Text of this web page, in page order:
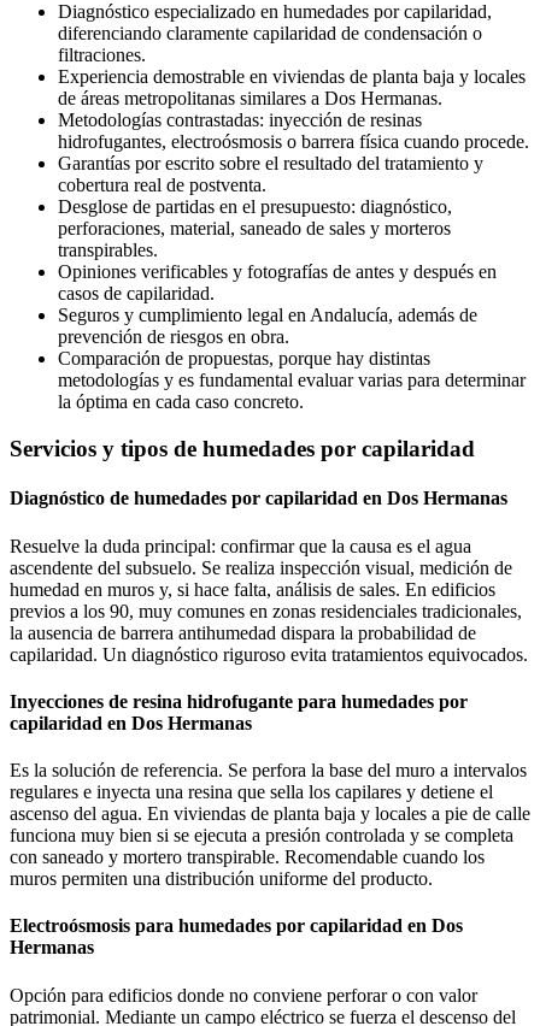
Diagnóstico especializado en humedades por capilaridad,
diferenciando claramente capilaridad de condensación o
filtraciones.
Experiencia demostrable en viviendas de planta baja y locales
de áreas metropolitanas similares a Dos Hermanas.
Metodologías contrastadas: inyección de resinas
hidrofugantes, electroósmosis o barrera física cuando procede.
Garantías por escrito sobre el resultado del tratamiento y
cobertura real de postventa.
Desglose de partidas en el presupuesto: diagnóstico,
perforaciones, material, saneado de sales y morteros
transpirables.
Opiniones verificables y fotografías de antes y después en
casos de capilaridad.
Seguros y cumplimiento legal en Andalucía, además de
prevención de riesgos en obra.
Comparación de propuestas, porque hay distintas
metodologías y es fundamental evaluar varias para determinar
la óptima en cada caso concreto.
Servicios y tipos de humedades por capilaridad
Diagnóstico de humedades por capilaridad en Dos Hermanas
Resuelve la duda principal: confirmar que la causa es el agua
ascendente del subsuelo. Se realiza inspección visual, medición de
humedad en muros y, si hace falta, análisis de sales. En edificios
previos a los 90, muy comunes en zonas residenciales tradicionales,
la ausencia de barrera antihumedad dispara la probabilidad de
capilaridad. Un diagnóstico riguroso evita tratamientos equivocados.
Inyecciones de resina hidrofugante para humedades por
capilaridad en Dos Hermanas
Es la solución de referencia. Se perfora la base del muro a intervalos
regulares e inyecta una resina que sella los capilares y detiene el
ascenso del agua. En viviendas de planta baja y locales a pie de calle
funciona muy bien si se ejecuta a presión controlada y se completa
con saneado y mortero transpirable. Recomendable cuando los
muros permiten una distribución uniforme del producto.
Electroósmosis para humedades por capilaridad en Dos
Hermanas
Opción para edificios donde no conviene perforar o con valor
patrimonial. Mediante un campo eléctrico se fuerza el descenso del